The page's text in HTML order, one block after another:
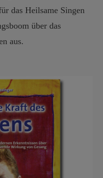
das Heilsame Singen
über das
aus.